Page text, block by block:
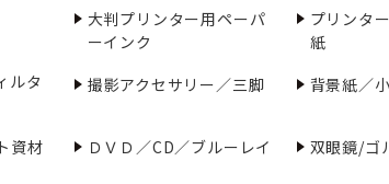
大判プリンター用ペーパ
ーインク
プリンタ
紙
ルタ
撮影アクセサリー／三脚 背景紙／
資材 ＤＶＤ／CD／ブルーレイ 双眼鏡/ゴ